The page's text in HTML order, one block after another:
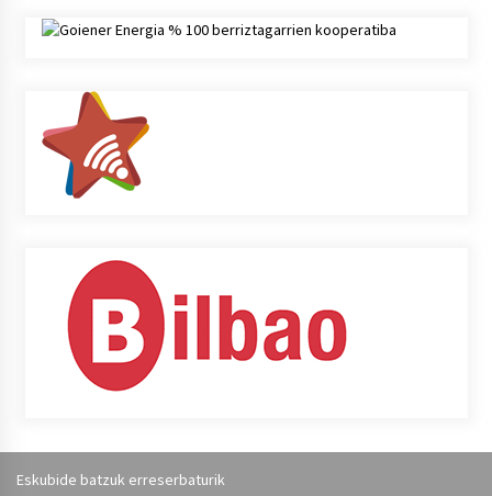
Eskubide batzuk erreserbaturik